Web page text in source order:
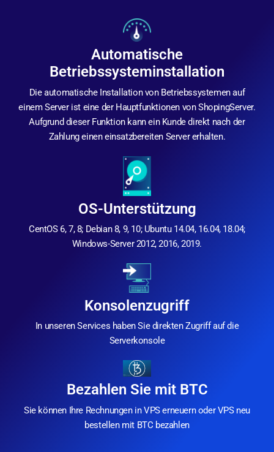
Automatische
Betriebssysteminstallation
Die automatische Installation von Betriebssystemen auf
einem Server ist eine der Hauptfunktionen von ShopingServer.
Aufgrund dieser Funktion kann ein Kunde direkt nach der
Zahlung einen einsatzbereiten Server erhalten.
OS-Unterstützung
CentOS 6, 7, 8; Debian 8, 9, 10; Ubuntu 14.04, 16.04, 18.04;
Windows-Server 2012, 2016, 2019.
Konsolenzugriff
In unseren Services haben Sie direkten Zugriff auf die
Serverkonsole
Bezahlen Sie mit BTC
Sie können Ihre Rechnungen in VPS erneuern oder VPS neu
bestellen mit BTC bezahlen